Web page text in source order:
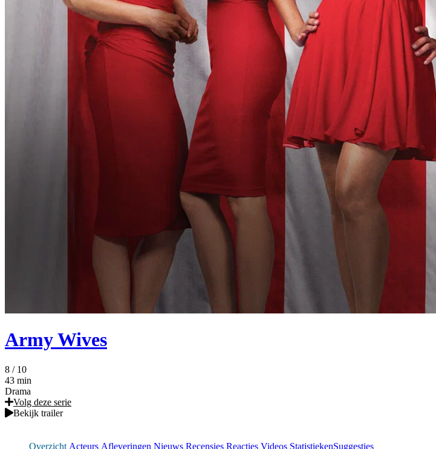
Army Wives
8 / 10
43 min
Drama
Volg deze serie
Bekijk trailer
Overzicht Acteurs Afleveringen Nieuws Recensies Reacties Videos StatistiekenSuggesties